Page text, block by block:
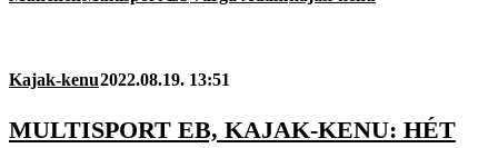
Kajak-kenu2022.08.19. 13:51
MULTISPORT EB, KAJAK-KENU: HÉT